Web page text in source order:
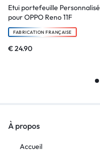
Etui portefeuille Personnalisé
pour OPPO Reno 11F
FABRICATION FRANÇAISE
€24.90
À propos
Accueil